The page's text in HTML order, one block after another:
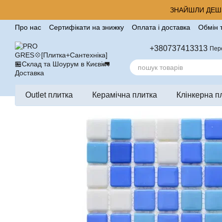
ЗНАЙШЛИ
Про нас Сертифікати на знижку Оплата і доставка
Обмін
+380737413313
Outlet плитка Керамічна плитка Клінкерна